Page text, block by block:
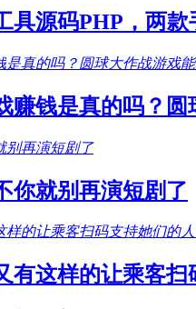
具源码PHP，两
赚钱是真的吗？
你就别再演短剧了
有这样的让乘客扫